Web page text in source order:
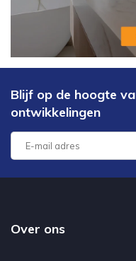
Blijf op de hoogte
ontwikkelingen
Over ons